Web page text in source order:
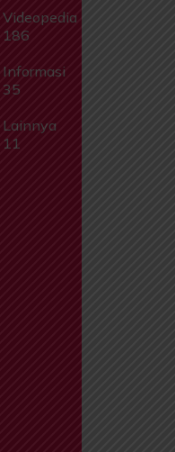
1
Videopedia
186
Informasi
35
Lainnya
11